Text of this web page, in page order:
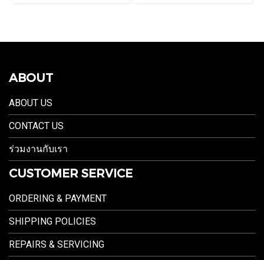
ABOUT
ABOUT US
CONTACT US
ร่วมงานกับเรา
CUSTOMER SERVICE
ORDERING & PAYMENT
SHIPPING POLICIES
REPAIRS & SERVICING